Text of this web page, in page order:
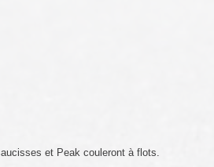
et Peak couleront à flots.